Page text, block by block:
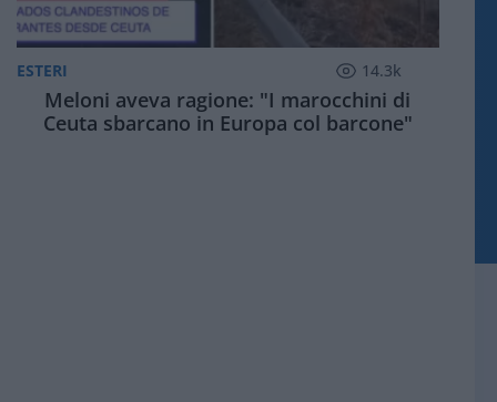
ESTERI 14.3k
Meloni aveva ragione: "I marocchini di
Ceuta sbarcano in Europa col barcone"